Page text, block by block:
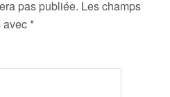
pas publiée. Les champs
avec *